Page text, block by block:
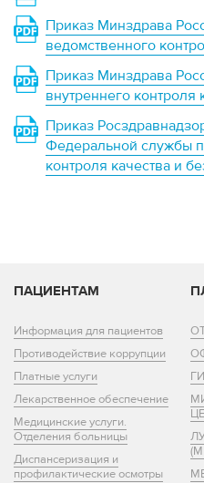
Приказ Минздрава
ведомственного
Приказ Минздрава
внутреннего контроля
Приказ
Федеральной службы
контроля качества и
ПАЦИЕНТАМ
Информация для пациентов
Противодействие коррупции
Платные услуги
Лекарственное обеспечение
Медицинские услуги.
Отделения больницы
Диспансеризация и
профилактические осмотры